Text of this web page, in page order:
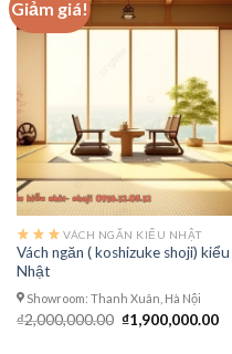
Giảm giá!
VÁCH NGĂN KIỂU NHẬT
Vách ngăn ( koshizuke shoji) kiểu
Nhật
Showroom: Thanh Xuân, Hà Nội
₫2,000,000.00 Giá
gốc
₫1,900,000.00Giá